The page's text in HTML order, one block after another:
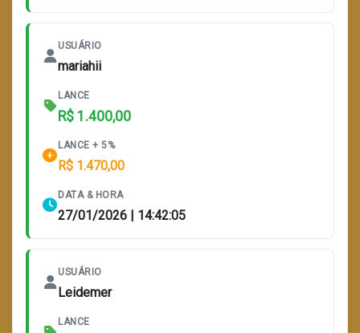
USUÁRIO
mariahii
LANCE
R$ 1.400,00
LANCE + 5%
R$ 1.470,00
DATA & HORA
27/01/2026 | 14:42:05
USUÁRIO
Leidemer
LANCE